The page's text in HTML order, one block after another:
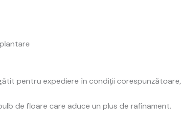
pentru expediere în condiții
de floare care aduce un plus de rafinament.